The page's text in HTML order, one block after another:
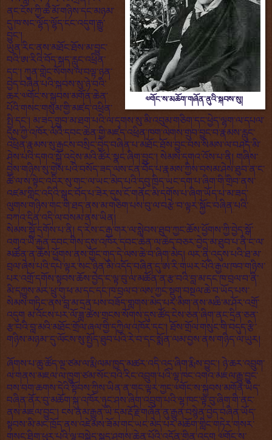
༧གོང་ས་མཆོག་གཞོན་ནུའི་སྐབས་སུ།
ནང་ངོས་ཀྱི་ཚ་མོ་གཉིས་དང་མཉམ་
དུ་ཁ་སང་ལྷོད་ལྷོད་ངང་འདུག་རྒྱུ་
བྱུང་།
ཡུན་རིང་ནས་མཐོང་ཐོས་མ་བྱུང་
བའི་ཨ་རིའི་བོད་སྐད་རླུང་འཕྲིན་
དང་། ཀུན་གླེང་སོགས་ལ་བལྟ་ཉན་
བྱེད་བཞིན་པའི་སྐབས་སུ་ཉེ་བའི་
ཆར་༧གོང་ས་སྐྱབས་མགོན་ཆེན་
པོའི་གསང་གསུམ་གྱི་མཛད་འཕྲིན་
སྤྱི་དང་། མ་ཟད་གྲུབ་མ་ཐག་པའི་ལ་དྭགས་སུ་མི་འབུམ་གཅིག་དང་ཕྱེད་ལྷག་ལ་དཔལ་
དུས་ཀྱི་འཁོར་ལོའི་དབང་ཆེན་གྱི་མཛད་འཕྲིན་ཁག་ལེགས་གྲུབ་བྱུང་བ་རྣམས་རླུང་
འཕྲིན་རྣམས་སུ་རྒྱངས་བསྲིང་བྱེད་བཞིན་པ་མཐོང་ཐོས་བྱུང་བས་སེམས་ལ་བཤད་མི་
ཤེས་པའི་དགའ་སྐྱོ་འདྲེས་མའི་ཚོར་སྣང་ཞིག་བྱུང་། སེམས་དགའ་འོས་པ་ནི། གཞིས་
བྱེས་གཉིས་སུ་གྱེས་པའི་བསོད་ཟད་ལས་ངན་བོད་པ་རྣམས་ཀྱིས་བསམ་ཤེས་ཐུབ་ན་ང་
ཚོ་ལ་ས་སྟེང་འདིར་སུ་གང་ལ་ཡང་མེད་པའི་དབུ་ཁྲིད་ཡང་དག་པ་ཞིག་གི་གྲིབ་ནས་
འཛམ་གླིང་འདིའི་སྒང་བོད་པ་ཟེར་དུས་ངོ་གནོང་མི་དགོས་པ་ཞིག་ཡོད་པ་མ་ཟད་
ལུགས་གཉིས་གང་གི་ཐད་ནས་མ་གཅིག་པས་བུ་ལ་བརྩེ་བ་ལྟར་སྐྱོང་བཞིན་པའི་
བཀའ་དྲིན་འདི་ལ་བསམ་ནས་ཡིན།
སེམས་སྐྱོ་དགོས་པ་ནི། ད་རེས་ང་རྒྱ་གར་ལ་སླེབས་ཐུབ་ཀྱང་ཆོས་ཕྱོགས་ཀྱི་བྱེད་སྒོ་
འགའ་ཡི་རྐྱེན་དབང་གིས་དུས་འཁོར་དབང་ཆེན་ལ་ཆེད་བཅར་བྱེད་མ་ཐུབ་པ་ནི་ང་ལ་
མཚོན་ན་ཆོས་ཕྱོགས་ནས་གྱོང་གུད་དེ་ལས་ཆེ་བ་ཞིག་མེད། ལར་ནི་འདུས་པའི་ཐ་མ་
བྲལ་ཞེས་པའི་དཔེ་ལྟར་སང་ཉིན་མི་འདོད་བཞིན་དུ་ཨ་རི་གཡར་པོའི་རྒྱལ་ཁབ་གཉིས་
པར་འགྲོ་དགོས་སྟབས་ཆོས་བྱེད་ང་ལྟ་བུ་ལ་མཚོན་ན་རྩ་བའི་བླ་མ་དང་ཁ་བྲལ་བ་ནི་
མི་དཀྱུས་མར་ཕྲུ་གུ་ཕ་མ་དང་དང་ཁ་བྲལ་བ་ལས་ཀྱང་སྡུག་བསྔལ་ཆེ་བ་ཡོད་པས་
སེམས་གཏིང་ནས་བླ་མ་དྲན་པས་བཟོད་གླགས་མེད་པར་མིག་ནས་མཆི་མ་ཤོར་འགྲོ་
འདུག མ་འོངས་པར་ལོ་ཟླ་ཚེས་གྲངས་སོགས་དུས་ཚོད་ངེས་ཅན་ཞིག་ནང་དྲིན་ཅན་
རྩ་བའི་བླ་མའི་མཐོང་གྲོལ་ཞལ་གྱི་དཀྱིལ་འཁོར་དང་། ཐོས་གྲོལ་གསུང་གི་བདུད་རྩི་
གཉིས་མཉམ་་དུ་ལོངས་སུ་སྤྱོད་ཐུབ་པའི་རེ་བ་དང་སྨོན་ལམ་བྱས་ནས་གཉིད་ལ་ཡུར།
ཞོགས་པ་ཆུ་ཚོད་ལྔ་ཙམ་ལ་རྨི་ལམ་ཁྱད་མཚར་འདི་འདྲ་ཞིག་རྨིས་བྱུང་། ཉེ་ཆར་འབྲུག་
ལ་གནས་མཇལ་ལ་ཁྱུག་ཙམ་སོང་བའི་རིང་འབྲུག་པའི་ལྷ་ཁང་འགའ་མཇལ་རྒྱུ་བྱུང་
བས་བག་ཆགས་དེའི་སྟོབས་ཀྱིས་ཡིན་ན་གང་ལྟར་ཀྱང་༧གོང་ས་སྐྱབས་མགོན་ཡིད་
བཞིན་ནོར་བུ་མཆོག་སྐུ་འཁོར་ཉུང་ཤས་ཞིག་འབྲུག་པའི་ལྷ་ཁང་ལྟ་བུ་ཞིག་གི་ནང་
ནས་མཇལ་བྱུང་། ངས་ནམ་རྒྱུན་ཡི་དམ་རྡོ་རྗེ་གཞོན་ནུ་རྒྱུན་བསྙེན་བྱེད་བཞིན་ཡོད་
སྟབས་མི་མང་ཁྲོད་ནས་འཛེམས་ཟོམ་གང་ཡང་མེད་པར་མཆོག་གླིང་གཏེར་གསར་
གསང་ཐིག་ཕུར་པའི་ལྷ་བསྐྱེད་སྐད་ཤུགས་ཆེན་པོའི་འདོན་གྱིན་འདུག ༧གོང་ས་